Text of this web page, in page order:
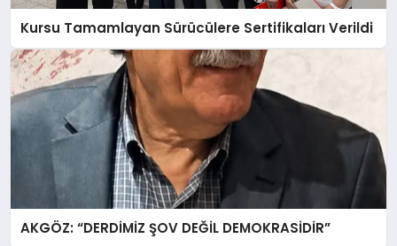
Kursu Tamamlayan Sürücülere Sertifikaları Verildi
AKGÖZ: “DERDİMİZ ŞOV DEĞİL DEMOKRASİDİR”